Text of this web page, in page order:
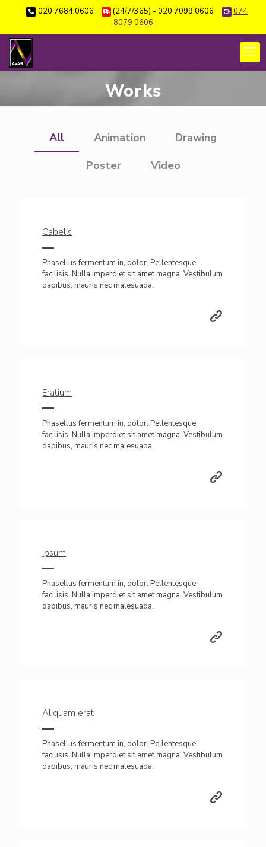
020 7684 0606 (24/7/365) - 020 7099 0606
074
8079 0606
Works
All Animation
Drawing
Poster
Video
Cabelis
Phasellus fermentum in, dolor. Pellentesque
facilisis. Nulla imperdiet sit amet magna. Vestibulum
dapibus, mauris nec malesuada.
Eratium
Phasellus fermentum in, dolor. Pellentesque
facilisis. Nulla imperdiet sit amet magna. Vestibulum
dapibus, mauris nec malesuada.
Ipsum
Phasellus fermentum in, dolor. Pellentesque
facilisis. Nulla imperdiet sit amet magna. Vestibulum
dapibus, mauris nec malesuada.
Aliquam erat
Phasellus fermentum in, dolor. Pellentesque
facilisis. Nulla imperdiet sit amet magna. Vestibulum
dapibus, mauris nec malesuada.